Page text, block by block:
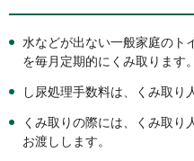
水などが出ない一般家庭のト
を毎月定期的にくみ取ります。
し尿処理手数料は、くみ取り
くみ取りの際には、くみ取り
お渡しします。